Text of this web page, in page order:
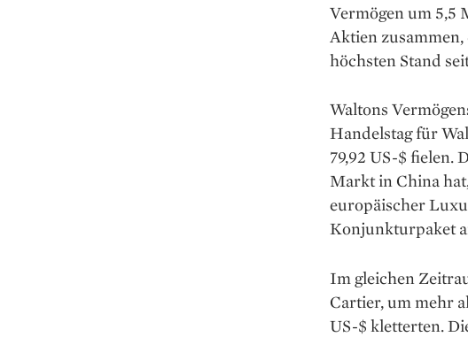
Vermögen um 5,5
Aktien
höchsten Stand
Waltons
Handelstag für
79,92 US-$ fielen.
Markt in China
europäischer
Konjunkturpaket
Im gleichen
Cartier, um mehr
US-$ kletterten.